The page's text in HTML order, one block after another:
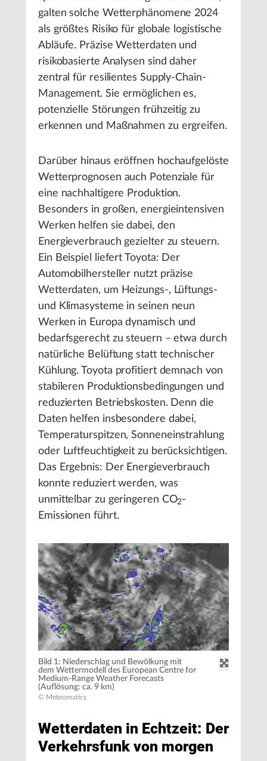
galten solche Wetterphänomene 2024
als größtes Risiko für globale logistische
Abläufe. Präzise Wetterdaten und
risikobasierte Analysen sind daher
zentral für resilientes Supply-Chain-
Management. Sie ermöglichen es,
potenzielle Störungen frühzeitig zu
erkennen und Maßnahmen zu ergreifen.
Darüber hinaus eröffnen hochaufgelöste
Wetterprognosen auch Potenziale für
eine nachhaltigere Produktion.
Besonders in großen, energieintensiven
Werken helfen sie dabei, den
Energieverbrauch gezielter zu steuern.
Ein Beispiel liefert Toyota: Der
Automobilhersteller nutzt präzise
Wetterdaten, um Heizungs-, Lüftungs-
und Klimasysteme in seinen neun
Werken in Europa dynamisch und
bedarfsgerecht zu steuern – etwa durch
natürliche Belüftung statt technischer
Kühlung. Toyota profitiert demnach von
stabileren Produktionsbedingungen und
reduzierten Betriebskosten. Denn die
Daten helfen insbesondere dabei,
Temperaturspitzen, Sonneneinstrahlung
oder Luftfeuchtigkeit zu berücksichtigen.
Das Ergebnis: Der Energieverbrauch
konnte reduziert werden, was
unmittelbar zu geringeren CO2-
Emissionen führt.
Bild 1: Niederschlag und Bewölkung mit
dem Wettermodell des European Centre for
Medium-Range Weather Forecasts
(Auflösung: ca. 9 km)
© Meteomatics
Wetterdaten in Echtzeit: Der
Verkehrsfunk von morgen